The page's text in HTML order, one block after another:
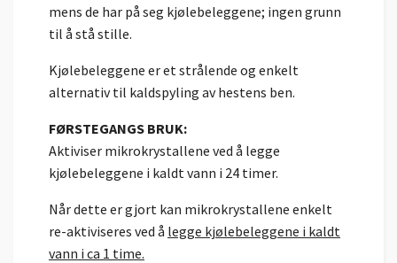
mens de har på seg kjølebeleggene; ingen grunn
til å stå stille.
Kjølebeleggene er et strålende og enkelt
alternativ til kaldspyling av hestens ben.
FØRSTEGANGS BRUK:
Aktiviser mikrokrystallene ved å legge
kjølebeleggene i kaldt vann i 24 timer.
Når dette er gjort kan mikrokrystallene enkelt
re-aktiviseres ved å legge kjølebeleggene i kaldt
vann i ca 1 time.